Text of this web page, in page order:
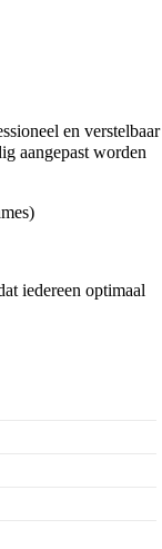
en verstelbaar
aangepast worden
iedereen optimaal